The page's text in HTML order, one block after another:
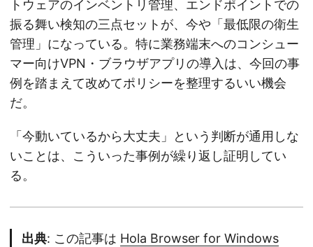
トウェアのインベントリ管理、エンドポイントでの
振る舞い検知の三点セットが、今や「最低限の衛生
管理」になっている。特に業務端末へのコンシュー
マー向けVPN・ブラウザアプリの導入は、今回の事
例を踏まえて改めてポリシーを整理するいい機会
だ。
「今動いているから大丈夫」という判断が通用しな
いことは、こういった事例が繰り返し証明してい
る。
出典: この記事は Hola Browser for Windows